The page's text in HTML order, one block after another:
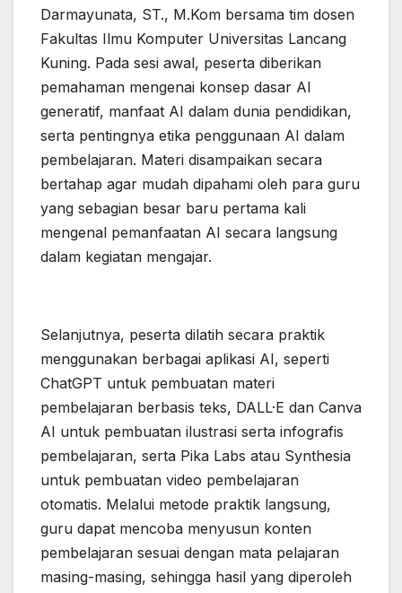
Darmayunata, ST., M.Kom bersama tim dosen
Fakultas Ilmu Komputer Universitas Lancang
Kuning. Pada sesi awal, peserta diberikan
pemahaman mengenai konsep dasar AI
generatif, manfaat AI dalam dunia pendidikan,
serta pentingnya etika penggunaan AI dalam
pembelajaran. Materi disampaikan secara
bertahap agar mudah dipahami oleh para guru
yang sebagian besar baru pertama kali
mengenal pemanfaatan AI secara langsung
dalam kegiatan mengajar.
Selanjutnya, peserta dilatih secara praktik
menggunakan berbagai aplikasi AI, seperti
ChatGPT untuk pembuatan materi
pembelajaran berbasis teks, DALL·E dan Canva
AI untuk pembuatan ilustrasi serta infografis
pembelajaran, serta Pika Labs atau Synthesia
untuk pembuatan video pembelajaran
otomatis. Melalui metode praktik langsung,
guru dapat mencoba menyusun konten
pembelajaran sesuai dengan mata pelajaran
masing-masing, sehingga hasil yang diperoleh